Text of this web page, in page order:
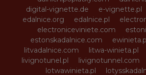
digital-vignette.de
e-vignette.pl
edalnice.org
edalnice.pl
electroniceviniete.com
estonskadalnice.com
litvadalnice.com
litwa-winieta.pl
livignotunel.pl
livignotunnel.com
lotwawinieta.pl